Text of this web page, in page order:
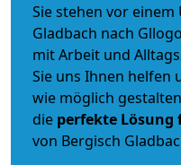
Sie stehen vor
Gladbach nach
mit Arbeit und
Sie uns Ihnen helfen
wie möglich
die perfekte
von Bergisch